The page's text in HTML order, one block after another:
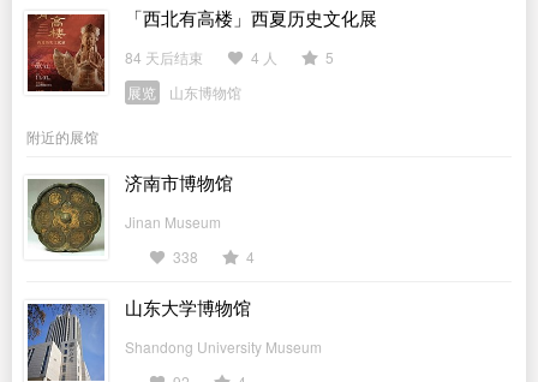
「西北有高楼」西夏历史文化展
84 天后结束 4 人
5
展览
山东博物馆
附近的展馆
济南市博物馆
Jinan Museum
338
4
山东大学博物馆
Shandong University Museum